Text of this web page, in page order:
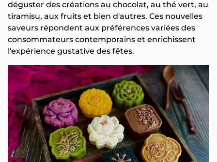
déguster des créations au chocolat, au thé vert, au
tiramisu, aux fruits et bien d'autres. Ces nouvelles
saveurs répondent aux préférences variées des
consommateurs contemporains et enrichissent
l'expérience gustative des fêtes.